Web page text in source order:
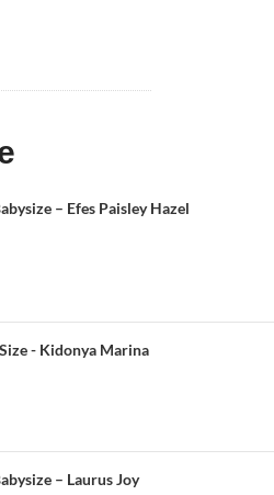
– Efes Paisley Hazel
- Kidonya Marina
– Laurus Joy